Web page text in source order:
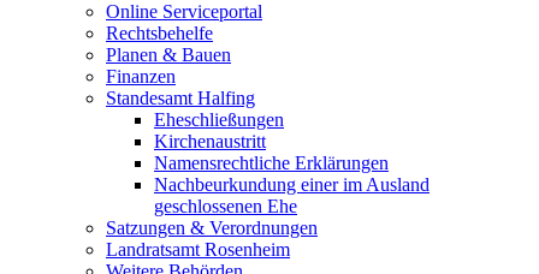
Online Serviceportal
Rechtsbehelfe
Planen & Bauen
Finanzen
Standesamt Halfing
Eheschließungen
Kirchenaustritt
Namensrechtliche Erklärungen
Nachbeurkundung einer im Ausland
geschlossenen Ehe
Satzungen & Verordnungen
Landratsamt Rosenheim